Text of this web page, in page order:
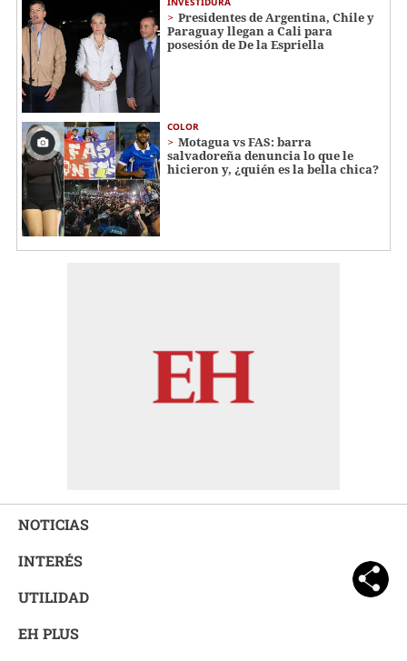
Presidentes de Argentina, Chile y
Paraguay llegan a Cali para
posesión de De la Espriella
COLOR
Motagua vs FAS: barra
salvadoreña denuncia lo que le
hicieron y, ¿quién es la bella chica?
NOTICIAS
INTERÉS
UTILIDAD
EH PLUS